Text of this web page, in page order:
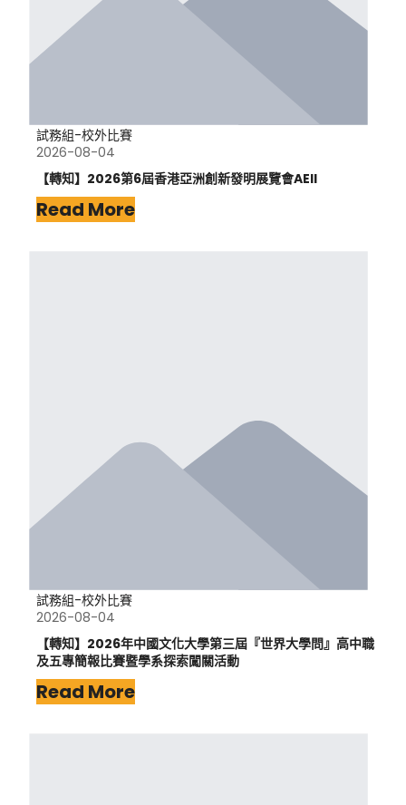
試務組-校外比賽
2026-08-04
【轉知】2026第6屆香港亞洲創新發明展覽會AEII
Read More
試務組-校外比賽
2026-08-04
【轉知】2026年中國文化大學第三屆『世界大學問』高中職
及五專簡報比賽暨學系探索闖關活動
Read More